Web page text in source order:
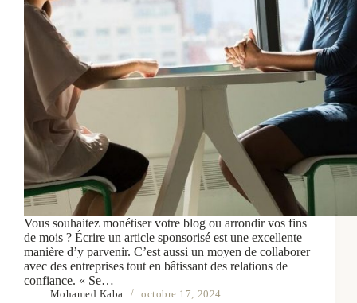
Vous souhaitez monétiser votre blog ou arrondir vos fins
de mois ? Écrire un article sponsorisé est une excellente
manière d’y parvenir. C’est aussi un moyen de collaborer
avec des entreprises tout en bâtissant des relations de
confiance. « Se…
Mohamed Kaba octobre 17, 2024